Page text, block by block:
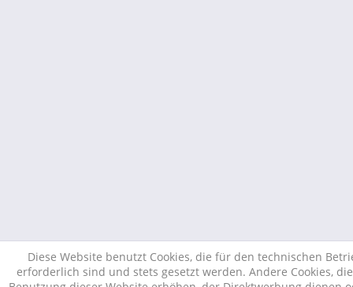
Diese Website benutzt Cookies, die für den technischen
erforderlich sind und stets gesetzt werden. Andere Cookies,